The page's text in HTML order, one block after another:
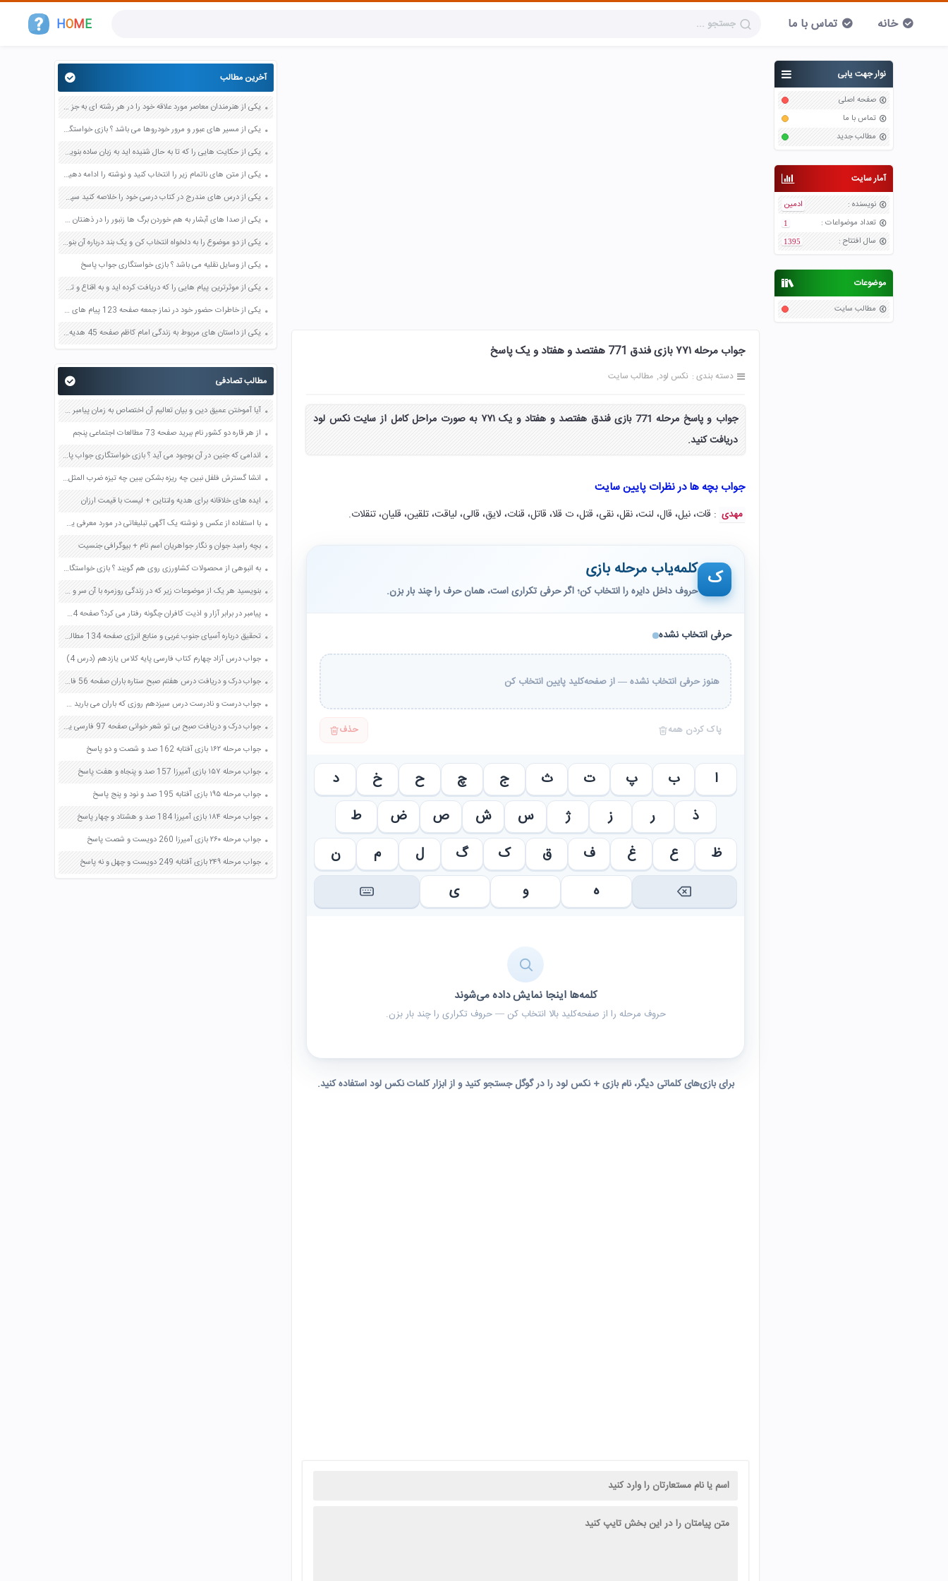
HOME خانه تماس با ما
نوار جهت یابی
صفحه اصلی
تماس با ما
مطالب جدید
آمار سایت
نویسنده :
ادمین
تعداد موضواعات :
1
سال افتتاح :
1395
موضوعات
مطالب سایت
جواب مرحله ۷۷۱ بازی فندق 771 هفتصد و هفتاد و یک پاسخ
دسته بندی : نکس لود مطالب سایت
جواب و پاسخ مرحله 771 بازی فندق هفتصد و هفتاد و یک ۷۷۱ به صورت مراحل کامل از سایت نکس لود
دریافت کنید.
جواب بچه ها در نظرات پایین سایت
مهدی : قات، نیل، قال، لنت، نقل، نقی، قتل، ت قلا، قاتل، قنات، لایق، قالی، لیاقت، تلقین، قلیان، تنقلات.
ک کلمه‌یاب مرحله بازی
حروف داخل دایره را انتخاب کن؛ اگر حرفی تکراری است، همان حرف را چند بار بزن.
حرفی انتخاب نشده
هنوز حرفی انتخاب نشده — از صفحه‌کلید پایین انتخاب کن
پاک کردن همه حذف
ا ب پ ت ث ج چ ح خ
د
ذ
ر ز ژ س ش ص ض
ط
ظ
ع غ ف ق ک گ ل م
ن
ه
و ی
کلمه‌ها اینجا نمایش داده می‌شوند
حروف مرحله را از صفحه‌کلید بالا انتخاب کن — حروف تکراری را چند بار بزن.
برای بازی‌های کلماتی دیگر، نام بازی + نکس لود را در گوگل جستجو کنید و از ابزار کلمات نکس لود استفاده کنید.
آخرین مطالب
یکی از هنرمندان معاصر مورد علاقه خود را در هر رشته ای به جز عکاسی صفحه 69 فرهنگ و هنر نهم
یکی از مسیر های عبور و مرور خودروها می باشد ؟ بازی خواستگاری جواب پاسخ
یکی از حکایت هایی را که تا به حال شنیده اید به زبان ساده بنویسید صفحه 97 نگارش ششم دبستان
یکی از متن های ناتمام زیر را انتخاب کنید و نوشته را ادامه دهید صفحه 73 و 74 کتاب نگارش فارسی پنجم دبستان
یکی از درس های مندرج در کتاب درسی خود را خلاصه کنید سپس متن خلاصه شده را با بهره گیری از روش های دسته بندی نمودار جدول نقشه مفهومی نشان دهید صفحه 118 نگارش یازدهم
یکی از صدا های آبشار به هم خوردن برگ ها زنبور را در ذهنتان مجسم کنید و درباره آن یک بند بنویسید صفحه 11 نگارش پنجم
یکی از دو موضوع را به دلخواه انتخاب کن و یک بند درباره آن بنویس صفحه 35 کتاب نگارش فارسی سوم
یکی از وسایل نقلیه می باشد ؟ بازی خواستگاری جواب پاسخ
یکی از موثرترین پیام هایی را که دریافت کرده اید و به اقناع و تغییری جدی در شما منجر شده است برسی کنید و علت این تاثیر گذاری قابل توجه را بنویسید صفحه 52 تفکر و سواد رسانه ای دهم
یکی از خاطرات حضور خود در نماز جمعه صفحه 123 پیام های آسمان هفتم
یکی از داستان های مربوط به زندگی امام کاظم صفحه 45 هدیه های آسمان چهارم
مطالب تصادفی
آیا آموختن عمیق دین و بیان تعالیم آن اختصاص به زمان پیامبر دارد؟ چرا؟ صفحه 125 دین و زندگی یازدهم
از هر قاره دو کشور نام ببرید صفحه 73 مطالعات اجتماعی پنجم
اندامی که جنین در آن بوجود می آید ؟ بازی خواستگاری جواب پاسخ
انشا گسترش فلفل نبین چه ریزه بشکن ببین چه تیزه ضرب المثل صفحه 122 نگارش دهم
ایده های خلاقانه برای هدیه ولنتاین + لیست با قیمت ارزان
با استفاده از عکس و نوشته یک آگهی تبلیغاتی در مورد معرفی یکی از جاذبه های گردشگری شهر خود تهیه کنید صفحه 41 فرهنگ و هنر نهم
بچه رامبد جوان و نگار جواهریان اسم نام + بیوگرافی جنسیت
به انبوهی از محصولات کشاورزی روی هم گویند ؟ بازی خواستگاری جواب پاسخ
بنویسید هر یک از موضوعات زیر که در زندگی روزمره با آن سر و کار دارید به کدام وزارتخانه مربوط می شود درس خواندن در مدرسه وزارت آموزش و پرورش استفاده از اتوبان، بزرگراه ها و جاده های بین شهرها در مسافرت رفتن به سینما و کتابخانه مراجعه به پزشک و بیمارستان مصرف آب و برق صفحه 17 مطالعات اجتماعی هشتم
پیامبر در برابر آزار و اذیت کافران چگونه رفتار می کرد؟ صفحه 84 مطالعات اجتماعی پنجم
تحقیق درباره آسیای جنوب غربی و منابع انرژی صفحه 134 مطالعات اجتماعی هشتم
جواب درس آزاد چهارم کتاب فارسی پایه کلاس یازدهم (درس 4)
جواب درک و دریافت درس هفتم صبح ستاره باران صفحه 56 فارسی دوازدهم
جواب درست و نادرست درس سیزدهم روزی که باران می بارید صفحه 102 فارسی پنجم
جواب درک و دریافت صبح بی تو شعر خوانی صفحه 97 فارسی یازدهم
جواب مرحله ۱۶۲ بازی آفتابه 162 صد و شصت و دو پاسخ
جواب مرحله ۱۵۷ بازی آمیرزا 157 صد و پنجاه و هفت پاسخ
جواب مرحله ۱۹۵ بازی آفتابه 195 صد و نود و پنج پاسخ
جواب مرحله ۱۸۴ بازی آمیرزا 184 صد و هشتاد و چهار پاسخ
جواب مرحله ۲۶۰ بازی آمیرزا 260 دویست و شصت پاسخ
جواب مرحله ۲۴۹ بازی آفتابه 249 دویست و چهل و نه پاسخ